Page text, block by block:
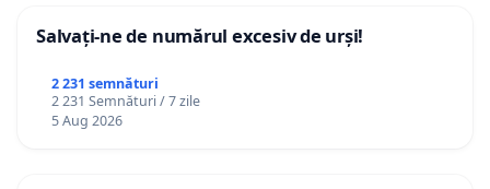
Salvați-ne de numărul excesiv de urși!
2 231 semnături
2 231 Semnături / 7 zile
5 Aug 2026